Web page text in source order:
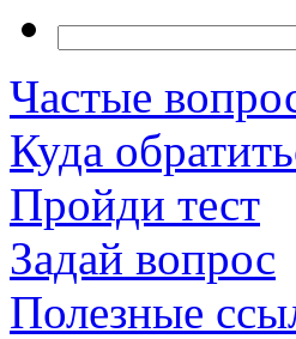
Частые
Куда
Пройди тест
Задай вопрос
Полезные